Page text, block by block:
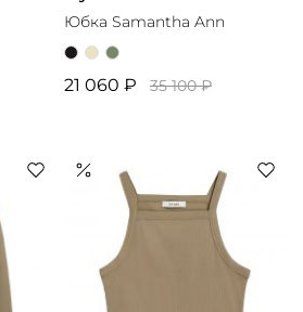
Юбка Samantha Ann
21 060 ₽ 35 100 ₽